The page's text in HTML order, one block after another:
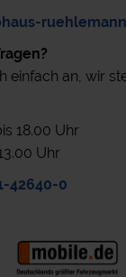
einfach an, wir
18.00 Uhr
Uhr
42640-0